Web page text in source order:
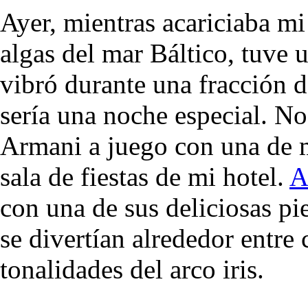
Ayer, mientras acariciaba
algas del mar Báltico, tuve
vibró durante una fracción
sería una noche especial.
Armani a juego con una de
sala de fiestas de mi hotel.
con una de sus deliciosas
se divertían alrededor entre
tonalidades del arco iris.